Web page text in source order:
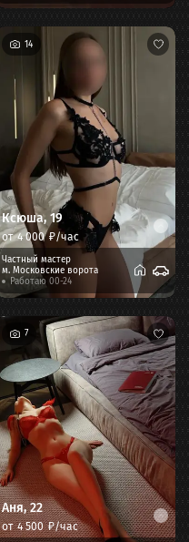
Ксюша, 19
от4 000₽/час
Частный мастер
м. Московские ворота
Работаю 00-24
14
Аня,22
от4 500₽/час
7